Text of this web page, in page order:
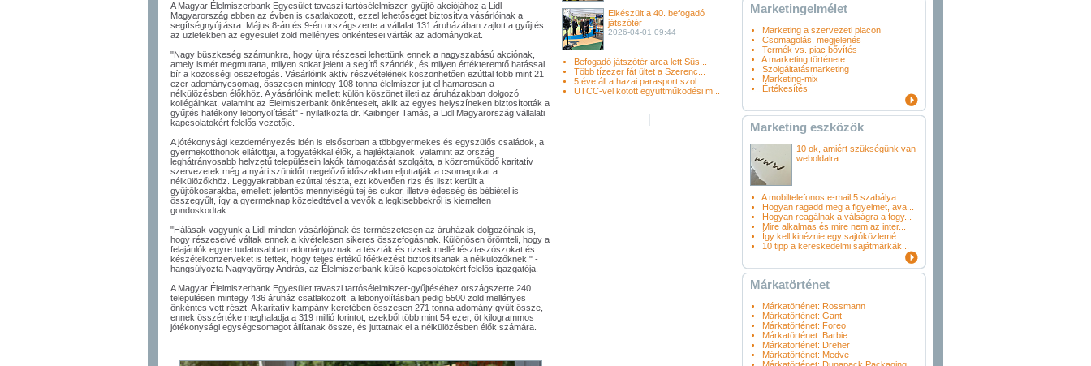
A Magyar Élelmiszerbank Egyesület tavaszi tartósélelmiszer-gyűjtő akciójához a Lidl
Magyarország ebben az évben is csatlakozott, ezzel lehetőséget biztosítva vásárlóinak a
segítségnyújtásra. Május 8-án és 9-én országszerte a vállalat 131 áruházában zajlott a gyűjtés:
az üzletekben az egyesület zöld mellényes önkéntesei várták az adományokat.
"Nagy büszkeség számunkra, hogy újra részesei lehettünk ennek a nagyszabású akciónak,
amely ismét megmutatta, milyen sokat jelent a segítő szándék, és milyen értékteremtő hatással
bír a közösségi összefogás. Vásárlóink aktív részvételének köszönhetően ezúttal több mint 21
ezer adománycsomag, összesen mintegy 108 tonna élelmiszer jut el hamarosan a
nélkülözésben élőkhöz. A vásárlóink mellett külön köszönet illeti az áruházakban dolgozó
kollégáinkat, valamint az Élelmiszerbank önkénteseit, akik az egyes helyszíneken biztosították a
gyűjtés hatékony lebonyolítását" - nyilatkozta dr. Kaibinger Tamás, a Lidl Magyarország vállalati
kapcsolatokért felelős vezetője.
A jótékonysági kezdeményezés idén is elsősorban a többgyermekes és egyszülős családok, a
gyermekotthonok ellátottjai, a fogyatékkal élők, a hajléktalanok, valamint az ország
leghátrányosabb helyzetű településein lakók támogatását szolgálta, a közreműködő karitatív
szervezetek még a nyári szünidőt megelőző időszakban eljuttatják a csomagokat a
nélkülözőkhöz. Leggyakrabban ezúttal tészta, ezt követően rizs és liszt került a
gyűjtőkosarakba, emellett jelentős mennyiségű tej és cukor, illetve édesség és bébiétel is
összegyűlt, így a gyermeknap közeledtével a vevők a legkisebbekről is kiemelten
gondoskodtak.
"Hálásak vagyunk a Lidl minden vásárlójának és természetesen az áruházak dolgozóinak is,
hogy részeseivé váltak ennek a kivételesen sikeres összefogásnak. Különösen örömteli, hogy a
felajánlók egyre tudatosabban adományoznak: a tészták és rizsek mellé tésztaszószokat és
készételkonzerveket is tettek, hogy teljes értékű főétkezést biztosítsanak a nélkülözőknek." -
hangsúlyozta Nagygyörgy András, az Élelmiszerbank külső kapcsolatokért felelős igazgatója.
A Magyar Élelmiszerbank Egyesület tavaszi tartósélelmiszer-gyűjtéséhez országszerte 240
településen mintegy 436 áruház csatlakozott, a lebonyolításban pedig 5500 zöld mellényes
önkéntes vett részt. A karitatív kampány keretében összesen 271 tonna adomány gyűlt össze,
ennek összértéke meghaladja a 319 millió forintot, ezekből több mint 54 ezer, öt kilogrammos
jótékonysági egységcsomagot állítanak össze, és juttatnak el a nélkülözésben élők számára.
Elkészült a 40. befogadó
játszótér
2026-04-01 09:44
Befogadó játszótér arca lett Süs...
Több tízezer fát ültet a Szerenc...
5 éve áll a hazai parasport szol...
UTCC-vel kötött együttműködési m...
Marketingelmélet
Marketing a szervezeti piacon
Csomagolás, megjelenés
Termék vs. piac bővítés
A marketing története
Szolgáltatásmarketing
Marketing-mix
Értékesítés
Marketing eszközök
10 ok, amiért szükségünk van
weboldalra
A mobiltelefonos e-mail 5 szabálya
Hogyan ragadd meg a figyelmet, ava...
Hogyan reagálnak a válságra a fogy...
Mire alkalmas és mire nem az inter...
Így kell kinéznie egy sajtóközlemé...
10 tipp a kereskedelmi sajátmárkák...
Márkatörténet
Márkatörténet: Rossmann
Márkatörténet: Gant
Márkatörténet: Foreo
Márkatörténet: Barbie
Márkatörténet: Dreher
Márkatörténet: Medve